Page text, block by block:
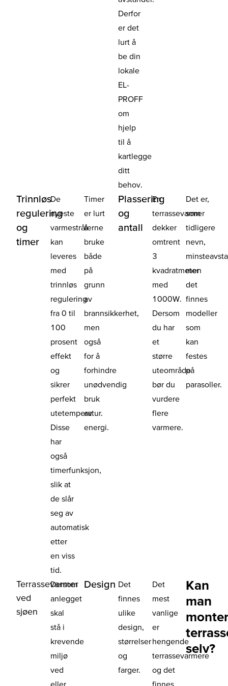
Derfor
er det
lurt å
be din
lokale
EL-
PROFF
om
hjelp
til å
kartlegge
ditt
behov.
Trinnløs
regulering
og
timer
De
nyeste
varmestrålerne
kan
leveres
med
trinnløs
regulering
fra 0 til
100
prosent
effekt
og
sikrer
perfekt
utetemperatur.
Disse
har
også
timerfunksjon,
slik at
de slår
seg av
automatisk
etter
en viss
tid.
Timer
er lurt
å
bruke
både
på
grunn
av
brannsikkerhet,
men
også
for å
forhindre
unødvendig
bruk
av
energi.
Plassering
og
antall
En
terrassevarmer
dekker
omtrent
3
kvadratmeter
med
1000W.
Dersom
du har
et
større
uteområde
bør du
vurdere
flere
varmere.
Det er,
som
tidligere
nevn,
men
det
finnes
modeller
som
kan
festes
på
parasoller.
Terrassevarmer
ved
sjøen
Dersom
anlegget
skal
stå i
krevende
miljø
ved
eller
Design Det
finnes
ulike
design,
størrelser
og
farger.
Det
mest
vanlige
er
hengende
terrassevarmere
og det
finnes
Kan
man
selv?